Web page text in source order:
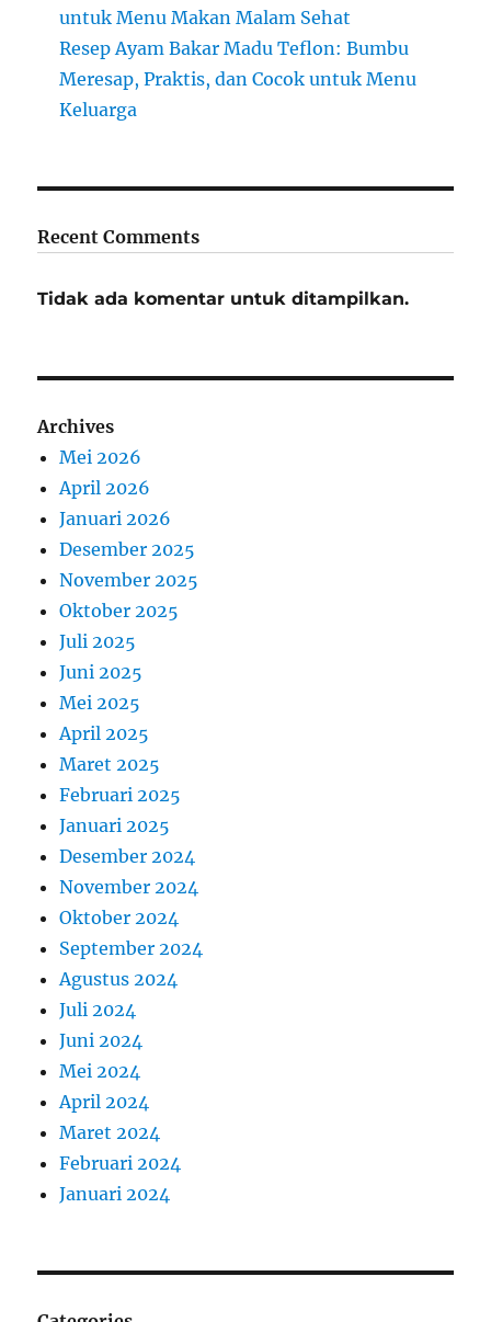
untuk Menu Makan Malam Sehat
Resep Ayam Bakar Madu Teflon: Bumbu
Meresap, Praktis, dan Cocok untuk Menu
Keluarga
Recent Comments
Tidak ada komentar untuk ditampilkan.
Archives
Mei 2026
April 2026
Januari 2026
Desember 2025
November 2025
Oktober 2025
Juli 2025
Juni 2025
Mei 2025
April 2025
Maret 2025
Februari 2025
Januari 2025
Desember 2024
November 2024
Oktober 2024
September 2024
Agustus 2024
Juli 2024
Juni 2024
Mei 2024
April 2024
Maret 2024
Februari 2024
Januari 2024